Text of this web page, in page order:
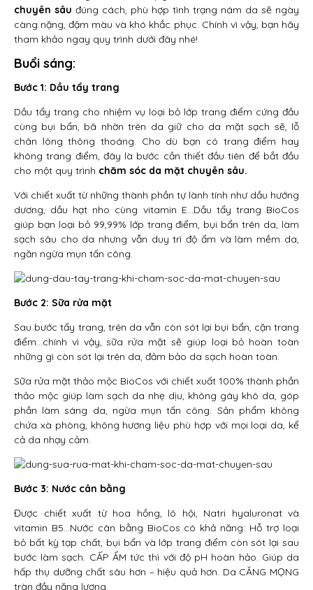
chuyên sâu đúng cách, phù hợp tình trạng nám da sẽ ngày
càng nặng, đậm màu và khó khắc phục. Chính vì vậy, bạn hãy
tham khảo ngay quy trình dưới đây nhé!
Buổi sáng:
Bước 1: Dầu tẩy trang
Dầu tẩy trang cho nhiệm vụ loại bỏ lớp trang điểm cứng đầu
cùng bụi bẩn, bã nhờn trên da giữ cho da mặt sạch sẽ, lỗ
chân lông thông thoáng. Cho dù bạn có trang điểm hay
không trang điểm, đây là bước cần thiết đầu tiên để bắt đầu
cho một quy trình chăm sóc da mặt chuyên sâu.
Với chiết xuất từ những thành phần tự lành tính như dầu hướng
dương, dầu hạt nho cùng vitamin E…Dầu tẩy trang BioCos
giúp bạn loại bỏ 99,99% lớp trang điểm, bụi bẩn trên da, làm
sạch sâu cho da nhưng vẫn duy trì độ ẩm và làm mềm da,
ngăn ngừa mụn tấn công.
Bước 2: Sữa rửa mặt
Sau bước tẩy trang, trên da vẫn còn sót lại bụi bẩn, cặn trang
điểm…chính vì vậy, sữa rửa mặt sẽ giúp loại bỏ hoàn toàn
những gì còn sót lại trên da, đảm bảo da sạch hoàn toàn.
Sữa rửa mặt thảo mộc BioCos với chiết xuất 100% thành phần
thảo mộc giúp làm sạch da nhẹ dịu, không gây khô da, góp
phần làm sáng da, ngừa mụn tấn công. Sản phẩm không
chứa xà phòng, không hương liệu phù hợp với mọi loại da, kể
cả da nhạy cảm.
Bước 3: Nước cân bằng
Được chiết xuất từ hoa hồng, lô hội, Natri hyaluronat và
vitamin B5…Nước cân bằng BioCos có khả năng: Hỗ trợ loại
bỏ bất kỳ tạp chất, bụi bẩn và lớp trang điểm còn sót lại sau
bước làm sạch. CẤP ẨM tức thì với độ pH hoàn hảo. Giúp da
hấp thụ dưỡng chất sâu hơn – hiệu quả hơn. Da CĂNG MỌNG
tràn đầy năng lượng.